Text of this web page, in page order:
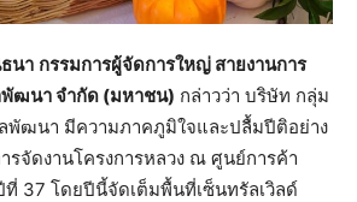
นา กรรมการผู้จัดการใหญ่ สายงานการ
ฒนา จำกัด (มหาชน) กล่าวว่า บริษัท กลุ่ม
พัฒนา มีความภาคภูมิใจและปลื้มปีติอย่าง
รจัดงานโครงการหลวง ณ ศูนย์การค้า
ที่ 37 โดยปีนี้จัดเต็มพื้นที่เซ็นทรัลเวิลด์